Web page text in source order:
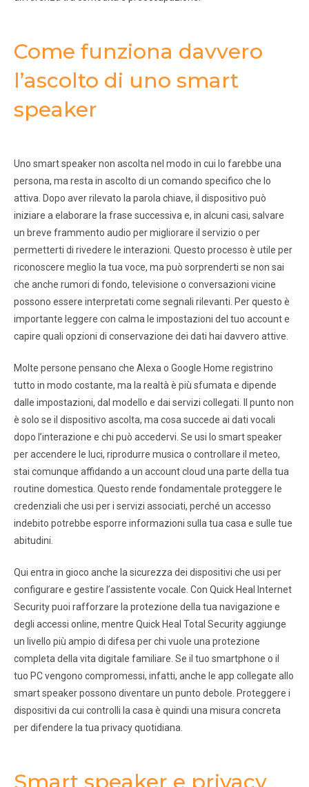
Come funziona davvero
l’ascolto di uno smart
speaker
Uno smart speaker non ascolta nel modo in cui lo farebbe una
persona, ma resta in ascolto di un comando specifico che lo
attiva. Dopo aver rilevato la parola chiave, il dispositivo può
iniziare a elaborare la frase successiva e, in alcuni casi, salvare
un breve frammento audio per migliorare il servizio o per
permetterti di rivedere le interazioni. Questo processo è utile per
riconoscere meglio la tua voce, ma può sorprenderti se non sai
che anche rumori di fondo, televisione o conversazioni vicine
possono essere interpretati come segnali rilevanti. Per questo è
importante leggere con calma le impostazioni del tuo account e
capire quali opzioni di conservazione dei dati hai davvero attive.
Molte persone pensano che Alexa o Google Home registrino
tutto in modo costante, ma la realtà è più sfumata e dipende
dalle impostazioni, dal modello e dai servizi collegati. Il punto non
è solo se il dispositivo ascolta, ma cosa succede ai dati vocali
dopo l’interazione e chi può accedervi. Se usi lo smart speaker
per accendere le luci, riprodurre musica o controllare il meteo,
stai comunque affidando a un account cloud una parte della tua
routine domestica. Questo rende fondamentale proteggere le
credenziali che usi per i servizi associati, perché un accesso
indebito potrebbe esporre informazioni sulla tua casa e sulle tue
abitudini.
Qui entra in gioco anche la sicurezza dei dispositivi che usi per
configurare e gestire l’assistente vocale. Con Quick Heal Internet
Security puoi rafforzare la protezione della tua navigazione e
degli accessi online, mentre Quick Heal Total Security aggiunge
un livello più ampio di difesa per chi vuole una protezione
completa della vita digitale familiare. Se il tuo smartphone o il
tuo PC vengono compromessi, infatti, anche le app collegate allo
smart speaker possono diventare un punto debole. Proteggere i
dispositivi da cui controlli la casa è quindi una misura concreta
per difendere la tua privacy quotidiana.